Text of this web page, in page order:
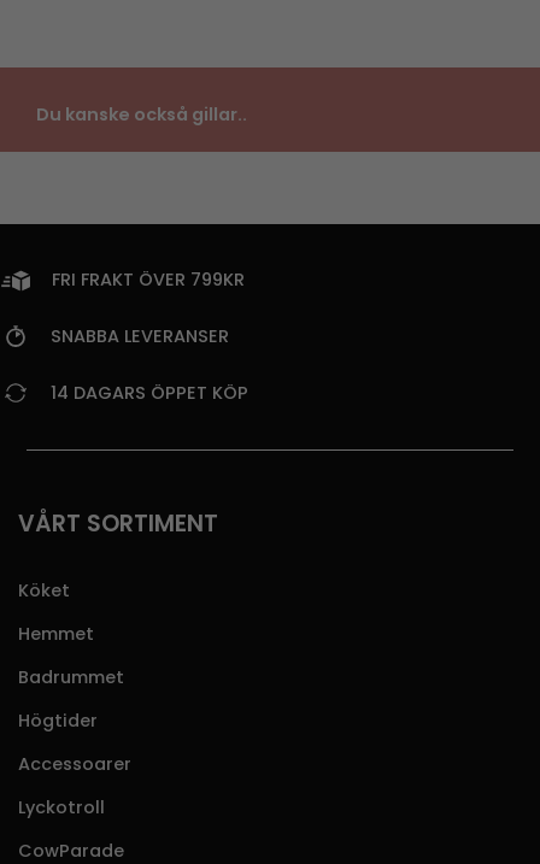
Du kanske också gillar..
FRI FRAKT ÖVER 799KR
SNABBA LEVERANSER
14 DAGARS ÖPPET KÖP
VÅRT SORTIMENT
Köket
Hemmet
Badrummet
Högtider
Accessoarer
Lyckotroll
CowParade